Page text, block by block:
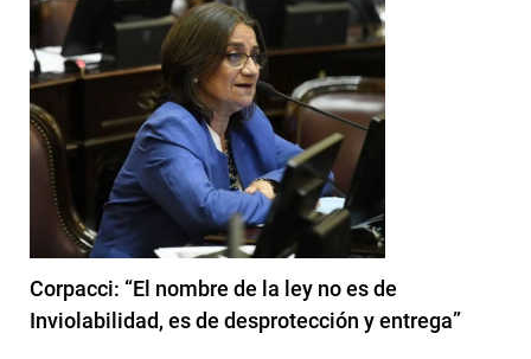
Corpacci: “El nombre de la ley no es de
Inviolabilidad, es de desprotección y entrega”